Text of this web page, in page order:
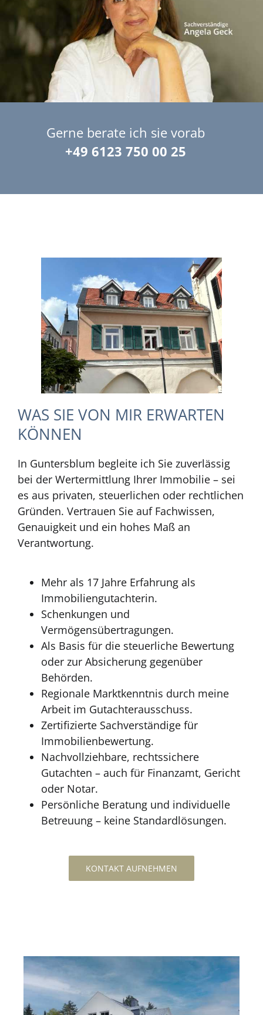
Gerne berate ich sie vorab
+49 6123 750 00 25
WAS SIE VON MIR ERWARTEN
KÖNNEN
In Guntersblum begleite ich Sie zuverlässig
bei der Wertermittlung Ihrer Immobilie – sei
es aus privaten, steuerlichen oder rechtlichen
Gründen. Vertrauen Sie auf Fachwissen,
Genauigkeit und ein hohes Maß an
Verantwortung.
Mehr als 17 Jahre Erfahrung als
Immobiliengutachterin.
Schenkungen und
Vermögensübertragungen.
Als Basis für die steuerliche Bewertung
oder zur Absicherung gegenüber
Behörden.
Regionale Marktkenntnis durch meine
Arbeit im Gutachterausschuss.
Zertifizierte Sachverständige für
Immobilienbewertung.
Nachvollziehbare, rechtssichere
Gutachten – auch für Finanzamt, Gericht
oder Notar.
Persönliche Beratung und individuelle
Betreuung – keine Standardlösungen.
KONTAKT AUFNEHMEN